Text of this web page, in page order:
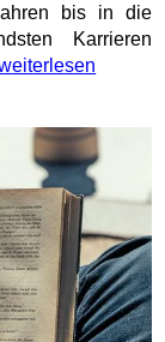
bis in die
Karrieren